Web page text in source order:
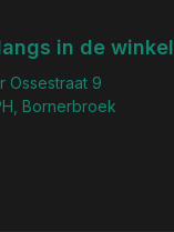
in de winkel
Ossestraat 9
Bornerbroek